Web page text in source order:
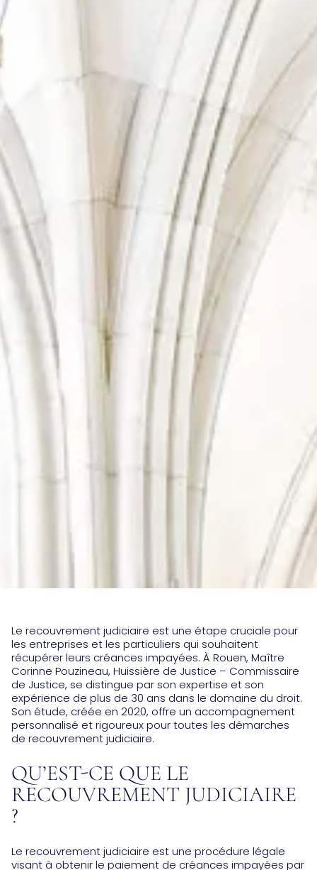
Le recouvrement judiciaire est une étape cruciale pour
les entreprises et les particuliers qui souhaitent
récupérer leurs créances impayées. À Rouen, Maître
Corinne Pouzineau, Huissière de Justice – Commissaire
de Justice, se distingue par son expertise et son
expérience de plus de 30 ans dans le domaine du droit.
Son étude, créée en 2020, offre un accompagnement
personnalisé et rigoureux pour toutes les démarches
de recouvrement judiciaire.
QU’EST-CE QUE LE
RECOUVREMENT JUDICIAIRE
?
Le recouvrement judiciaire est une procédure légale
visant à obtenir le paiement de créances impayées par